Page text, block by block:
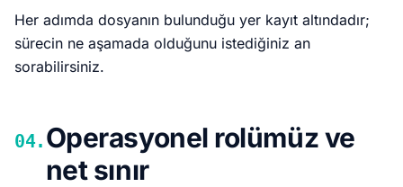
Her adımda dosyanın bulunduğu yer kayıt altındadır;
sürecin ne aşamada olduğunu istediğiniz an
sorabilirsiniz.
04. Operasyonel rolümüz ve
net sınır